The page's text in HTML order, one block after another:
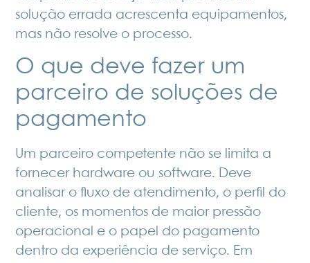
solução errada acrescenta equipamentos,
mas não resolve o processo.
O que deve fazer um
parceiro de soluções de
pagamento
Um parceiro competente não se limita a
fornecer hardware ou software. Deve
analisar o fluxo de atendimento, o perfil do
cliente, os momentos de maior pressão
operacional e o papel do pagamento
dentro da experiência de serviço. Em